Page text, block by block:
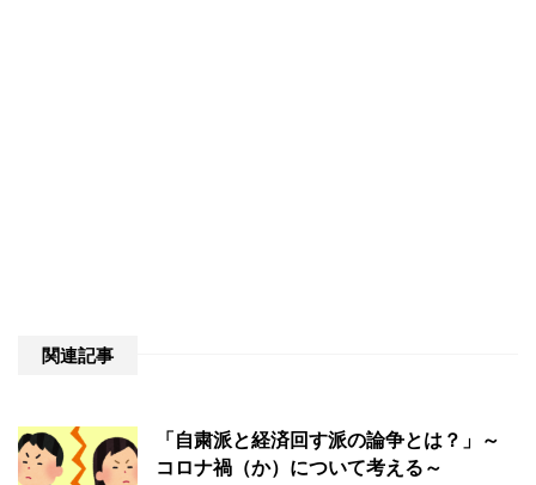
関連記事
「自粛派と経済回す派の論争とは？」～
コロナ禍（か）について考える～